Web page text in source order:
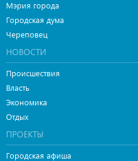
Мэрия города
Городская дума
Череповец
НОВОСТИ
Происшествия
Власть
Экономика
Отдых
ПРОЕКТЫ
Городская афиша